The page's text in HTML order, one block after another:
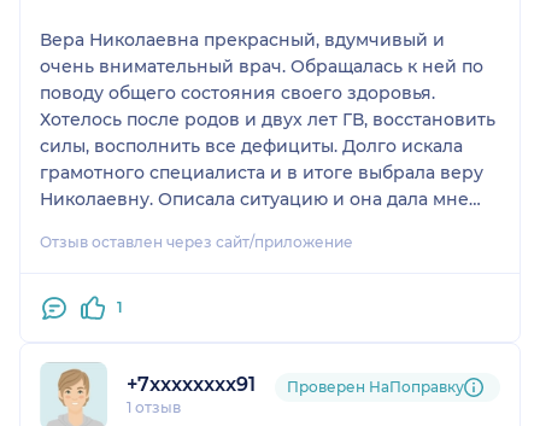
Вера Николаевна прекрасный, вдумчивый и
очень внимательный врач. Обращалась к ней по
поводу общего состояния своего здоровья.
Хотелось после родов и двух лет ГВ, восстановить
силы, восполнить все дефициты. Долго искала
грамотного специалиста и в итоге выбрала веру
Николаевну. Описала ситуацию и она дала мне
После этого я заполнила большой опросник по
т.д. Впервые кто-то так детально просил всё
вопросов и все.
В результате консультации я получила очень
Отзыв оставлен через сайт/приложение
1
+7xxxxxxxx91
1 отзыв
Проверен НаПоправку